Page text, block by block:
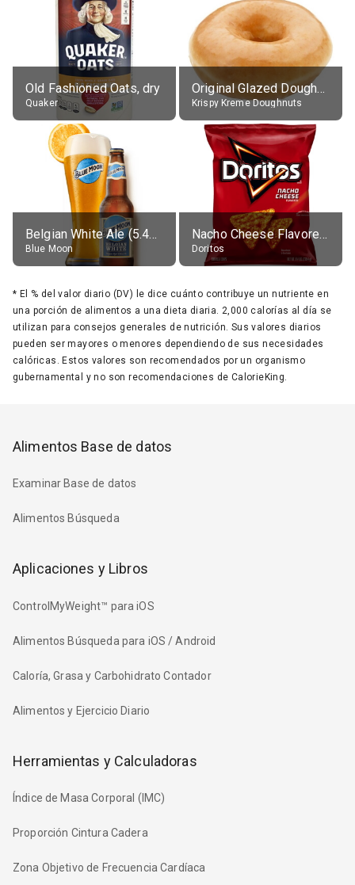
Old Fashioned Oats, dry
Quaker
Original Glazed Doughnut
Krispy Kreme Doughnuts
Belgian White Ale (5.4% alc.)
Blue Moon
Nacho Cheese Flavored Tortilla Chips
Doritos
* El % del valor diario (DV) le dice cuánto contribuye un nutriente en
una porción de alimentos a una dieta diaria. 2,000 calorías al día se
utilizan para consejos generales de nutrición. Sus valores diarios
pueden ser mayores o menores dependiendo de sus necesidades
calóricas. Estos valores son recomendados por un organismo
gubernamental y no son recomendaciones de CalorieKing.
Alimentos Base de datos
Examinar Base de datos
Alimentos Búsqueda
Aplicaciones y Libros
ControlMyWeight™ para iOS
Alimentos Búsqueda para iOS / Android
Caloría, Grasa y Carbohidrato Contador
Alimentos y Ejercicio Diario
Herramientas y Calculadoras
Índice de Masa Corporal (IMC)
Proporción Cintura Cadera
Zona Objetivo de Frecuencia Cardíaca